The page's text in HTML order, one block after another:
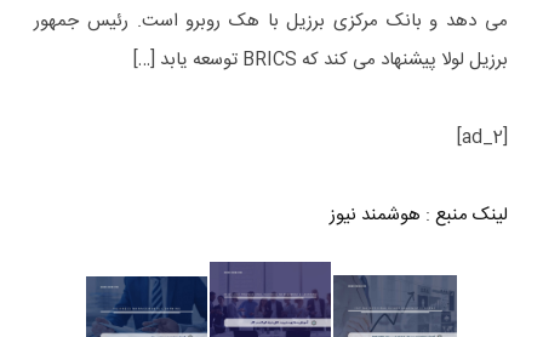
می دهد و بانک مرکزی برزیل با هک روبرو است. رئیس جمهور
برزیل لولا پیشنهاد می کند که BRICS توسعه یابد […]
[ad_2]
لینک منبع : هوشمند نیوز